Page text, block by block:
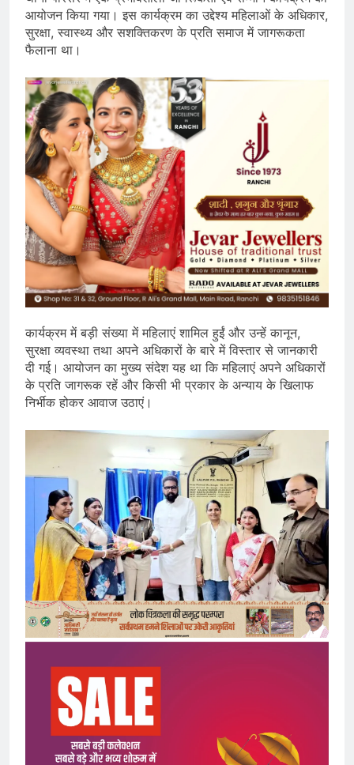
आयोजन किया गया। इस कार्यक्रम का उद्देश्य महिलाओं के अधिकार,
सुरक्षा, स्वास्थ्य और सशक्तिकरण के प्रति समाज में जागरूकता
फैलाना था।
कार्यक्रम में बड़ी संख्या में महिलाएं शामिल हुईं और उन्हें कानून,
सुरक्षा व्यवस्था तथा अपने अधिकारों के बारे में विस्तार से जानकारी
दी गई। आयोजन का मुख्य संदेश यह था कि महिलाएं अपने अधिकारों
के प्रति जागरूक रहें और किसी भी प्रकार के अन्याय के खिलाफ
निर्भीक होकर आवाज उठाएं।